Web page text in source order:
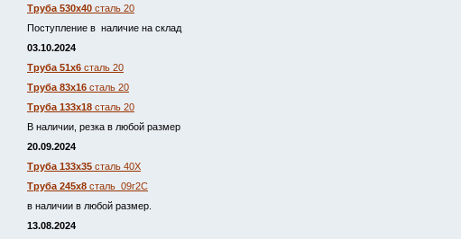
Труба 530х40 сталь 20
Поступление в наличие на склад
03.10.2024
Труба 51х6 сталь 20
Труба 83х16 сталь 20
Труба 133х18 сталь 20
В наличии, резка в любой размер
20.09.2024
Труба 133х35 сталь 40Х
Труба 245х8 сталь 09г2С
в наличии в любой размер.
13.08.2024